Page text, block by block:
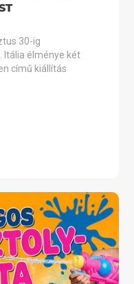
30-ig
Itália élménye két
című kiállítás